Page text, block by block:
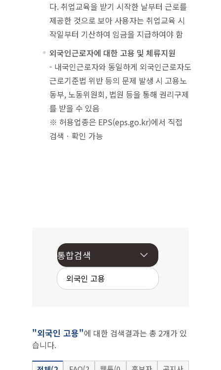
다. 취업교육을 받기 시작한 날부터 근로를
제공한 것으로 보아 사용자는 취업교육 시
작일부터 기산하여 임금을 지급하여야 함
외국인근로자에 대한 고용 및 체류지원
- 내국인근로자와 동일하게 외국인근로자도
근로기준법 위반 등의 문제 발생 시 고용노
동부, 노동위원회, 법원 등을 통해 권리구제
를 받을 수 있음
※ 허용업종은 EPS(eps.go.kr)에서 직접
검색ㆍ확인 가능
"외국인 고용"에 대한 검색결과는 총 2개가 있
습니다.